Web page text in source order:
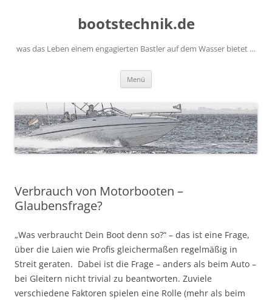
bootstechnik.de
was das Leben einem engagierten Bastler auf dem Wasser bietet …
Menü
Verbrauch von Motorbooten –
Glaubensfrage?
„Was verbraucht Dein Boot denn so?“ – das ist eine Frage,
über die Laien wie Profis gleichermaßen regelmäßig in
Streit geraten. Dabei ist die Frage – anders als beim Auto –
bei Gleitern nicht trivial zu beantworten. Zuviele
verschiedene Faktoren spielen eine Rolle (mehr als beim